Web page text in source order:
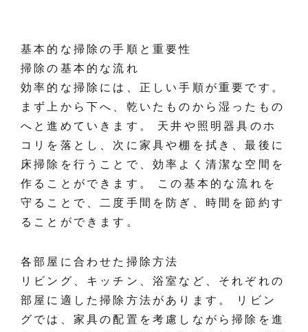
基本的な掃除の手順と重要性
掃除の基本的な流れ
効率的な掃除には、正しい手順が重要です。
まず上から下へ、乾いたものから湿ったもの
へと進めていきます。 天井や照明器具のホ
コリを落とし、次に家具や棚を拭き、最後に
床掃除を行うことで、効率よく清潔な空間を
作ることができます。 この基本的な流れを
守ることで、二度手間を防ぎ、時間を節約す
ることができます。
各部屋に合わせた掃除方法
リビング、キッチン、浴室など、それぞれの
部屋に適した掃除方法があります。 リビン
グでは、家具の配置を考慮しながら掃除を進